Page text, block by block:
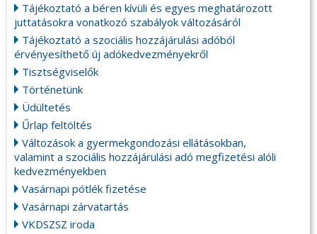
Tájékoztató a béren kívüli és egyes meghatározott
juttatásokra vonatkozó szabályok változásáról
Tájékoztató a szociális hozzájárulási adóból
érvényesíthető új adókedvezményekről
Tisztségviselők
Történetünk
Üdültetés
Űrlap feltöltés
Változások a gyermekgondozási ellátásokban,
valamint a szociális hozzájárulási adó megfizetési alóli
kedvezményekben
Vasárnapi pótlék fizetése
Vasárnapi zárvatartás
VKDSZSZ iroda